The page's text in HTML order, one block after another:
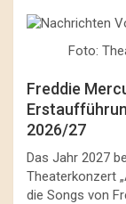
Foto:
Freddie
2026/27
Das Jahr 2027
Theaterkonzert
die Songs von